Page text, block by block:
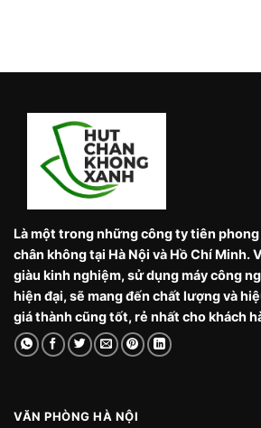
Là một trong những công ty tiên
chân không tại Hà Nội và Hồ Chí Minh.
giàu kinh nghiệm, sử dụng máy công
hiện đại, sẽ mang đến chất lượng và
giá thành cũng tốt, rẻ nhất cho khách
VĂN PHÒNG HÀ NỘI